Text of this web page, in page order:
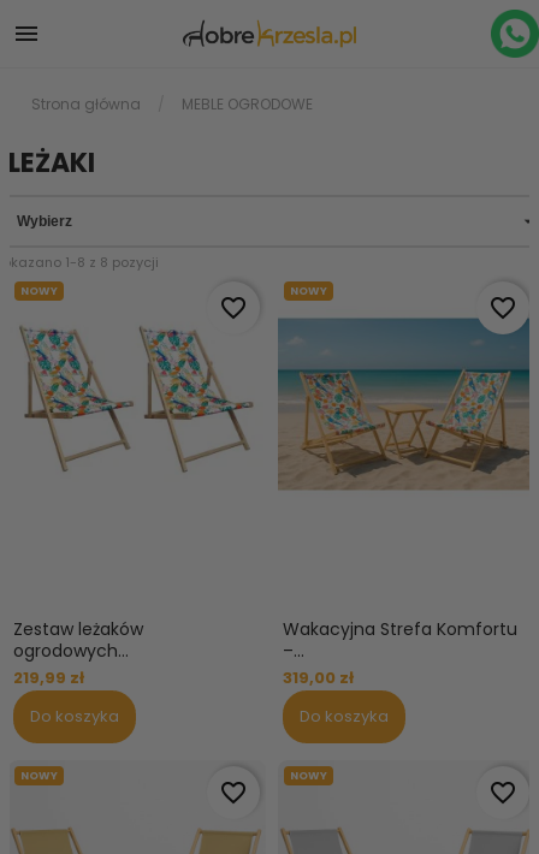

Strona główna MEBLE OGRODOWE
LEŻAKI
Wybierz 
1-8 z 8 pozycji
Zestaw leżaków
ogrodowych...
219,99 zł
Do koszyka
NOWY
favorite_border
Wakacyjna Strefa Komfortu
–...
319,00 zł
Do koszyka
NOWY
favorite_border
NOWY
favorite_border
NOWY
favorite_border